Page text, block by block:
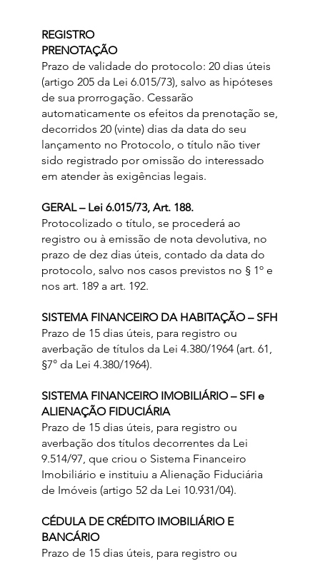
REGISTRO
PRENOTAÇÃO
Prazo de validade do protocolo: 20 dias úteis
(artigo 205 da Lei 6.015/73), salvo as hipóteses
de sua prorrogação. Cessarão
automaticamente os efeitos da prenotação se,
decorridos 20 (vinte) dias da data do seu
lançamento no Protocolo, o título não tiver
sido registrado por omissão do interessado
em atender às exigências legais.
GERAL – Lei 6.015/73, Art. 188.
Protocolizado o título, se procederá ao
registro ou à emissão de nota devolutiva, no
prazo de dez dias úteis, contado da data do
protocolo, salvo nos casos previstos no § 1º e
nos art. 189 a art. 192.
SISTEMA FINANCEIRO DA HABITAÇÃO – SFH
Prazo de 15 dias úteis, para registro ou
averbação de títulos da Lei 4.380/1964 (art. 61,
§7° da Lei 4.380/1964).
SISTEMA FINANCEIRO IMOBILIÁRIO – SFI e
ALIENAÇÃO FIDUCIÁRIA
Prazo de 15 dias úteis, para registro ou
averbação dos títulos decorrentes da Lei
9.514/97, que criou o Sistema Financeiro
Imobiliário e instituiu a Alienação Fiduciária
de Imóveis (artigo 52 da Lei 10.931/04).
CÉDULA DE CRÉDITO IMOBILIÁRIO E
BANCÁRIO
Prazo de 15 dias úteis, para registro ou